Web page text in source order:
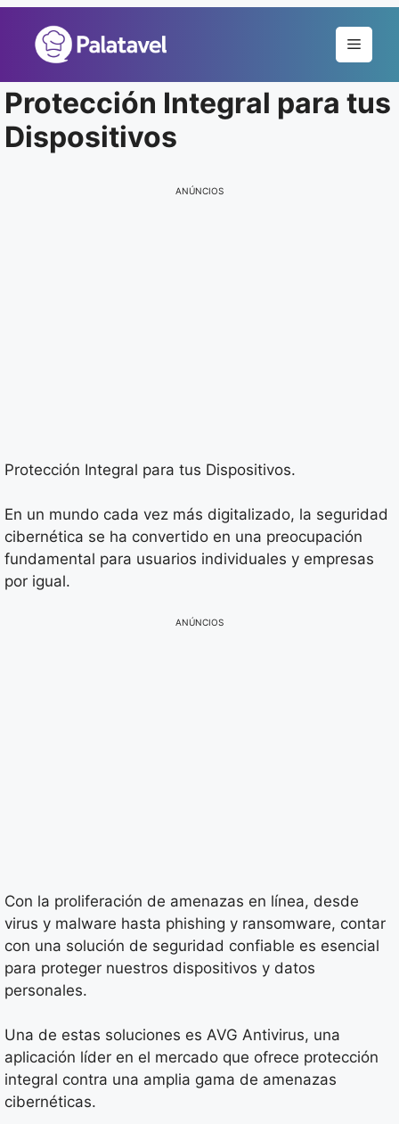
conteúdo
Menu
Protección Integral para tus
Dispositivos
ANÚNCIOS
Protección Integral para tus Dispositivos.
En un mundo cada vez más digitalizado, la seguridad
cibernética se ha convertido en una preocupación
fundamental para usuarios individuales y empresas
por igual.
ANÚNCIOS
Con la proliferación de amenazas en línea, desde
virus y malware hasta phishing y ransomware, contar
con una solución de seguridad confiable es esencial
para proteger nuestros dispositivos y datos
personales.
Una de estas soluciones es AVG Antivirus, una
aplicación líder en el mercado que ofrece protección
integral contra una amplia gama de amenazas
cibernéticas.